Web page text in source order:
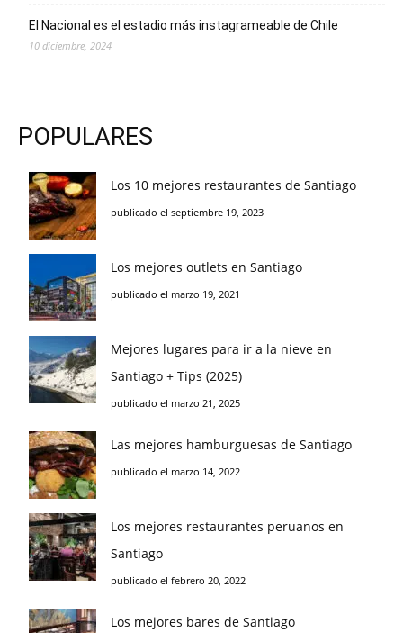
El Nacional es el estadio más instagrameable de Chile
10 diciembre, 2024
POPULARES
Los 10 mejores restaurantes de Santiago
publicado el septiembre 19, 2023
Los mejores outlets en Santiago
publicado el marzo 19, 2021
Mejores lugares para ir a la nieve en
Santiago + Tips (2025)
publicado el marzo 21, 2025
Las mejores hamburguesas de Santiago
publicado el marzo 14, 2022
Los mejores restaurantes peruanos en
Santiago
publicado el febrero 20, 2022
Los mejores bares de Santiago